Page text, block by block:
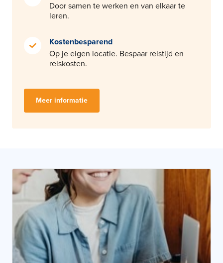
Door samen te werken en van elkaar te
leren.
Kostenbesparend
Op je eigen locatie. Bespaar reistijd en
reiskosten.
Meer informatie